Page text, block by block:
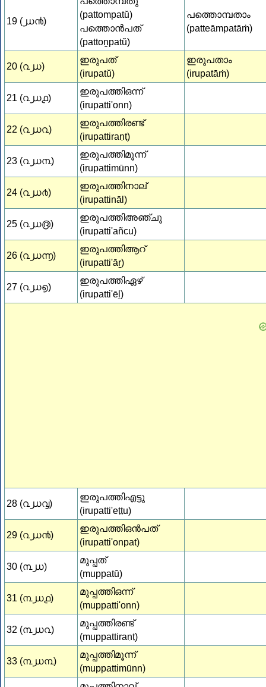
19 (൰൯)
(pattompatŭ)
പത്തൊൻപത്
(pattoṉpatŭ)
പത്തൊമ്പതാം
(patteāmpatāṁ)
20 (൨൰)
ഇരുപത്
(irupatŭ)
ഇരുപതാം
(irupatāṁ)
21 (൨൰൧)
ഇരുപത്തിഒന്ന്
(irupatti'onn)
22 (൨൰൨)
ഇരുപത്തിരണ്ട്‌
(irupattiraṇṭ‌)
23 (൨൰൩)
ഇരുപത്തിമൂന്ന്
(irupattimūnn)
24 (൨൰൪)
ഇരുപത്തിനാല്
(irupattināl)
25 (൨൰൫)
ഇരുപത്തിഅഞ്ചു
(irupatti'añcu)
26 (൨൰൬)
ഇരുപത്തിആറ്
(irupatti'āṟ)
27 (൨൰൭)
ഇരുപത്തിഏഴ്
(irupatti'ēḻ)
28 (൨൰൮)
ഇരുപത്തിഎട്ടു
(irupatti'eṭṭu)
29 (൨൰൯)
ഇരുപത്തിഒന്‍പത്
(irupatti'onpat)
30 (൩൰)
മുപ്പത്
(muppatŭ)
31 (൩൰൧)
മുപ്പത്തിഒന്ന്
(muppatti'onn)
32 (൩൰൨)
മുപ്പത്തിരണ്ട്
(muppattiraṇṭ)
33 (൩൰൩)
മുപ്പത്തിമൂന്ന്
(muppattimūnn)